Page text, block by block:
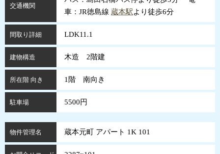
交通機関
車：JR徳島線 蔵本駅より徒歩6分
間取り詳細 LDK11.1
建物構造 木造 2階建
所在階 向き 1階 南向き
駐車場 5500円
物件管理名 蔵本元町 アパート 1K 101